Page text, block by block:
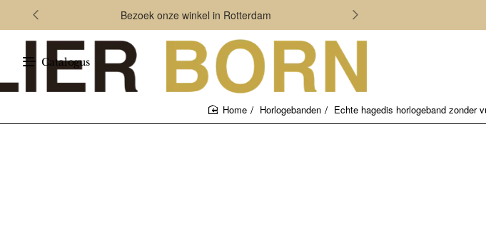
Bezoek onze winkel in Rotterdam
Catalogus
Horlogebanden Echte hagedis horlogeband zonder